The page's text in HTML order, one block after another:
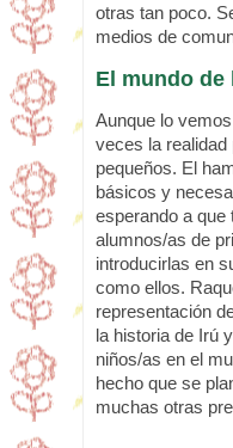
otras tan poco.
medios de
El mundo
Aunque lo
veces la
pequeños. El
básicos y
esperando a
alumnos/as de
introducirlas en
como ellos.
representación
la historia de Irú
niños/as en el
hecho que se
muchas otras